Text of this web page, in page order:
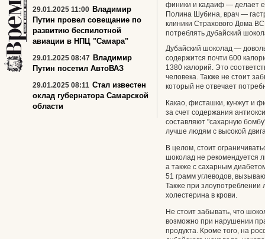
финики и кадаиф — делает
Полина Шубина, врач —
клиники Страхового Дома
потреблять дубайский
Дубайский шоколад —
содержится почти 600
1380 калорий. Это
человека. Также не стоит
который не отвечает
Какао, фисташки, кунжут и
за счет содержания
составляют "сахарную
лучше людям с высокой
В целом, стоит
шоколад не рекомендуется
а также с сахарным
51 грамм углеводов,
Также при
холестерина в крови.
Не стоит забывать, что
возможно при нарушении
продукта. Кроме того, на
29.01.2025 11:00 Владимир
Путин провел совещание по
развитию беспилотной
авиации в НПЦ "Самара"
29.01.2025 08:47 Владимир
Путин посетил АвтоВАЗ
29.01.2025 08:11 Стал известен
оклад губернатора Самарской
области